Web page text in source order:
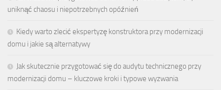
uniknąć chaosu i niepotrzebnych opóźnień
Kiedy warto zlecić ekspertyzę konstruktora przy modernizacji
domu i jakie są alternatywy
Jak skutecznie przygotować się do audytu technicznego przy
modernizacji domu – kluczowe kroki i typowe wyzwania